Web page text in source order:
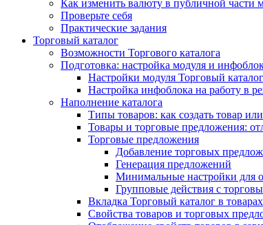
Как изменить валюту в публичной части
Проверьте себя
Практические задания
Торговый каталог
Возможности Торгового каталога
Подготовка: настройка модуля и
Настройки модуля Торговый каталог
Настройка инфоблока на работу в
Наполнение каталога
Типы товаров: как создать товар
Товары и торговые предложения:
Торговые предложения
Добавление торговых
Генерация предложений
Минимальные настройки для
Групповые действия с
Вкладка Торговый каталог в товарах
Свойства товаров и торговых